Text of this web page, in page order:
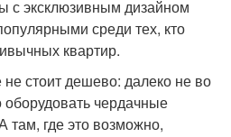
с эксклюзивным дизайном
среди тех, кто
квартир.
стоит дешево: далеко не во
чердачные
где это возможно,